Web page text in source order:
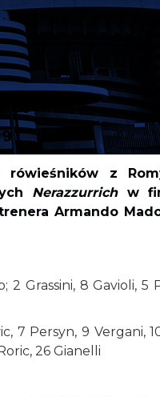
rówieśników z
Nerazzurrichw
Armando
2 Grassini, 8 Gavioli, 5
7 Persyn, 9 Vergani,
26 Gianelli